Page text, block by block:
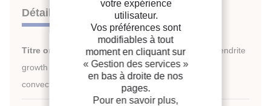
Détails
Titre original :
Experimental study of frost crystal dendrite
growth on a cryogenic cold surface under natural
convection conditions.
votre expérience
utilisateur.
Vos préférences sont
modifiables à tout
moment en cliquant sur
« Gestion des services »
en bas à droite de nos
pages.
Pour en savoir plus,